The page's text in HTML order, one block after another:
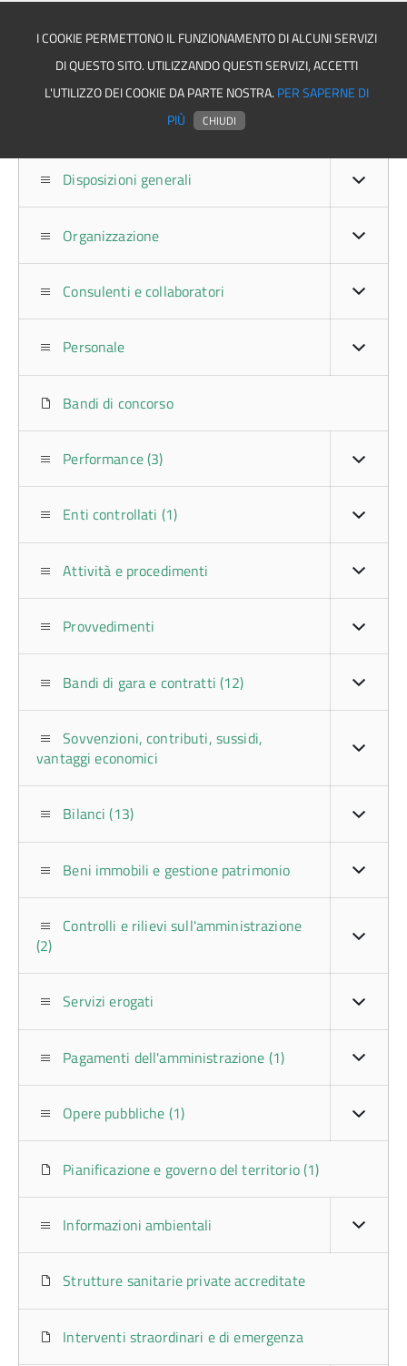
Comune di Salvitelle
Disposizioni generali
Organizzazione
Consulenti e collaboratori
Personale
Bandi di concorso
Performance (3)
Enti controllati (1)
Attività e procedimenti
Provvedimenti
Bandi di gara e contratti (12)
Sovvenzioni, contributi, sussidi,
vantaggi economici
Bilanci (13)
Beni immobili e gestione patrimonio
Controlli e rilievi sull'amministrazione
(2)
Servizi erogati
Pagamenti dell'amministrazione (1)
Opere pubbliche (1)
Pianificazione e governo del territorio (1)
Informazioni ambientali
Strutture sanitarie private accreditate
Interventi straordinari e di emergenza
I COOKIE PERMETTONO IL FUNZIONAMENTO DI ALCUNI SERVIZI
DI QUESTO SITO. UTILIZZANDO QUESTI SERVIZI, ACCETTI
L'UTILIZZO DEI COOKIE DA PARTE NOSTRA. PER SAPERNE DI
PIÙ
CHIUDI